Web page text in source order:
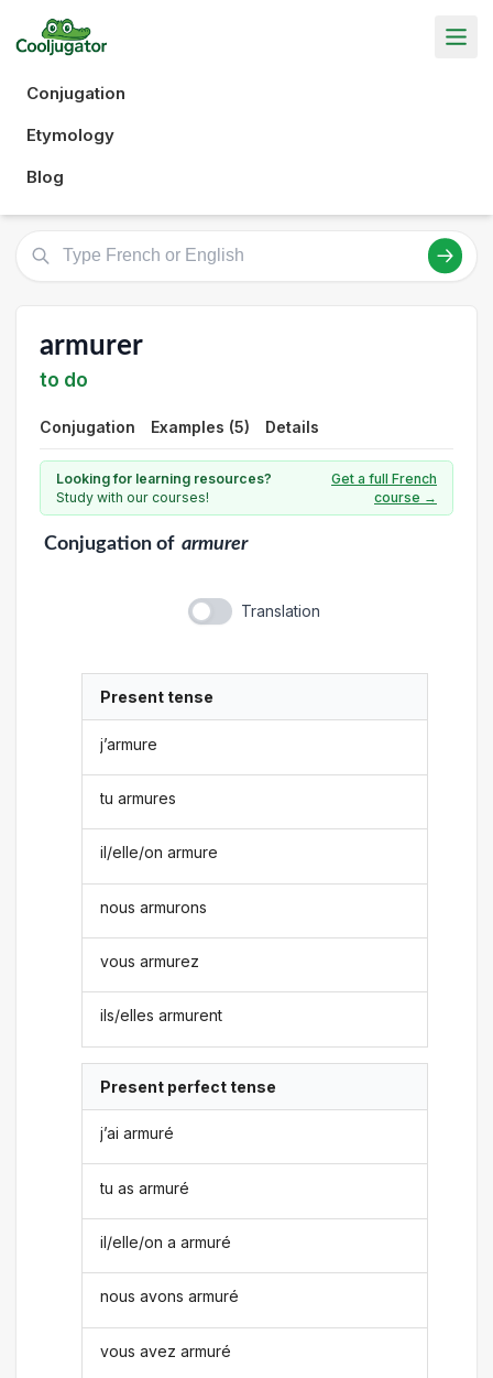
Conjugation
Etymology
Blog
armurer
to do
Conjugation Examples (5) Details
Looking for learning resources?
Study with our courses!
Get a full French
course →
Conjugationof armurer
Translation
Present tense
j’armure
tu armures
il/elle/on armure
nous armurons
vous armurez
ils/elles armurent
Present perfect tense
j’ai armuré
tu as armuré
il/elle/on a armuré
nous avons armuré
vous avez armuré